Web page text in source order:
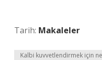
Tarih: Makaleler
Kalbi kuvvetlendirmek için